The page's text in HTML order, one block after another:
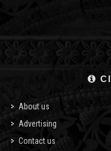
About us
Advertising
Contact us